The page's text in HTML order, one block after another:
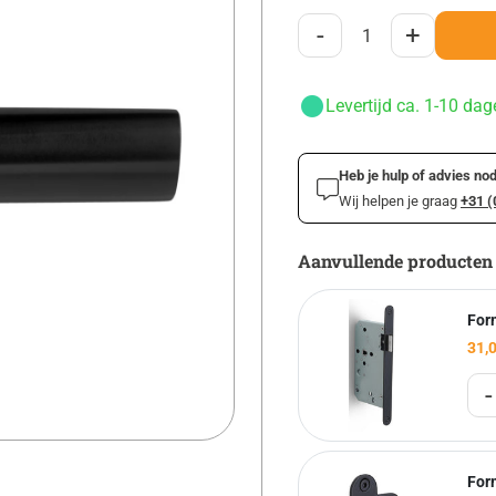
- +
Levertijd ca. 1-10
Heb je hulp of advies
Wij helpen je graag +31
Aanvullende producten
-